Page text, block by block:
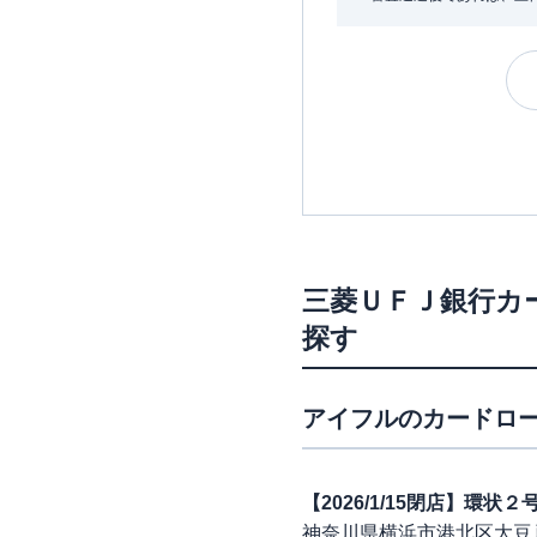
三菱ＵＦＪ銀行カ
探す
アイフルのカードロ
【2026/1/15閉店】環状２
神奈川県横浜市港北区大